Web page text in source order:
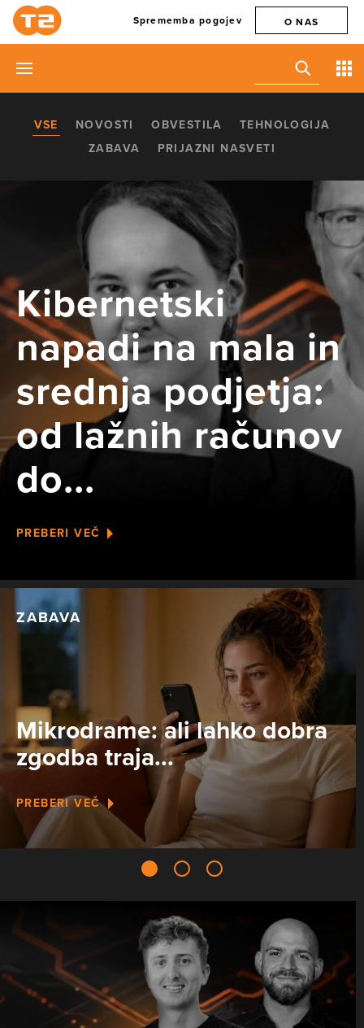
Sprememba pogojev O NAS
VSE NOVOSTI OBVESTILA
TEHNOLOGIJA
ZABAVA
PRIJAZNI NASVETI
Kibernetski
napadi na mala in
srednja podjetja:
od lažnih računov
do...
PREBERI VEČ
ZABAVA
Mikrodrame: ali lahko dobra
zgodba traja...
PREBERI VEČ